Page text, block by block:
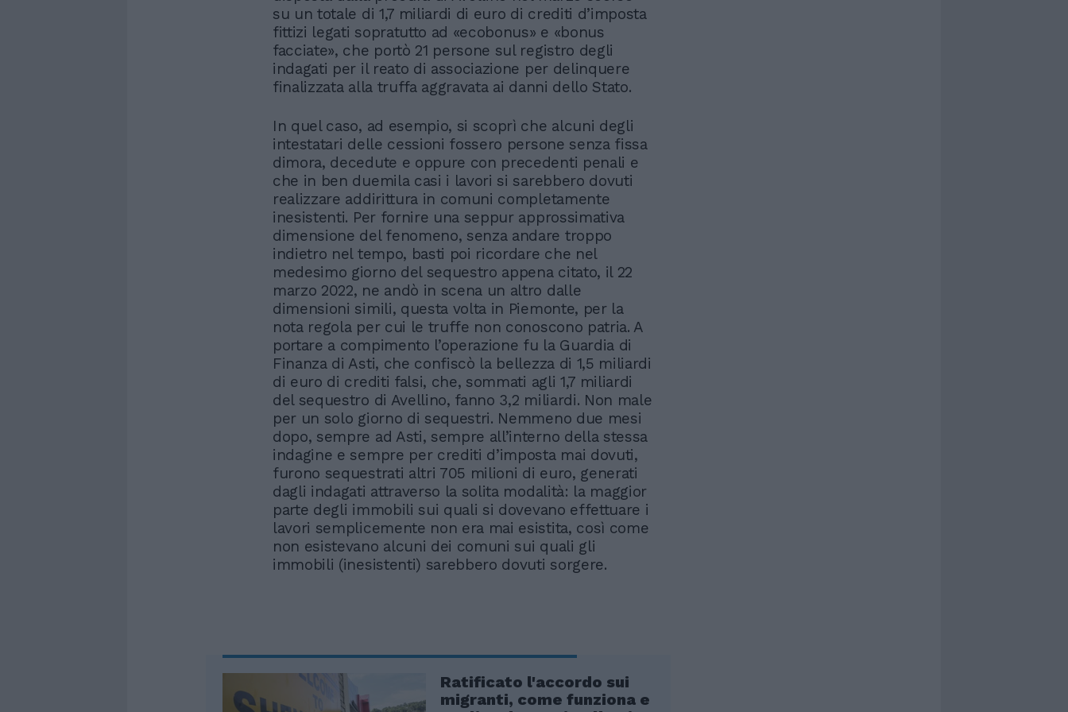
su un totale di 1,7 miliardi di euro di crediti d’imposta
fittizi legati sopratutto ad «ecobonus» e «bonus
facciate», che portò 21 persone sul registro degli
indagati per il reato di associazione per delinquere
finalizzata alla truffa aggravata ai danni dello Stato.
In quel caso, ad esempio, si scoprì che alcuni degli
intestatari delle cessioni fossero persone senza fissa
dimora, decedute e oppure con precedenti penali e
che in ben duemila casi i lavori si sarebbero dovuti
realizzare addirittura in comuni completamente
inesistenti. Per fornire una seppur approssimativa
dimensione del fenomeno, senza andare troppo
indietro nel tempo, basti poi ricordare che nel
medesimo giorno del sequestro appena citato, il 22
marzo 2022, ne andò in scena un altro dalle
dimensioni simili, questa volta in Piemonte, per la
nota regola per cui le truffe non conoscono patria. A
portare a compimento l’operazione fu la Guardia di
Finanza di Asti, che confiscò la bellezza di 1,5 miliardi
di euro di crediti falsi, che, sommati agli 1,7 miliardi
del sequestro di Avellino, fanno 3,2 miliardi. Non male
per un solo giorno di sequestri. Nemmeno due mesi
dopo, sempre ad Asti, sempre all’interno della stessa
indagine e sempre per crediti d’imposta mai dovuti,
furono sequestrati altri 705 milioni di euro, generati
dagli indagati attraverso la solita modalità: la maggior
parte degli immobili sui quali si dovevano effettuare i
lavori semplicemente non era mai esistita, così come
non esistevano alcuni dei comuni sui quali gli
immobili (inesistenti) sarebbero dovuti sorgere.
Ratificato l'accordo sui
migranti, come funziona e